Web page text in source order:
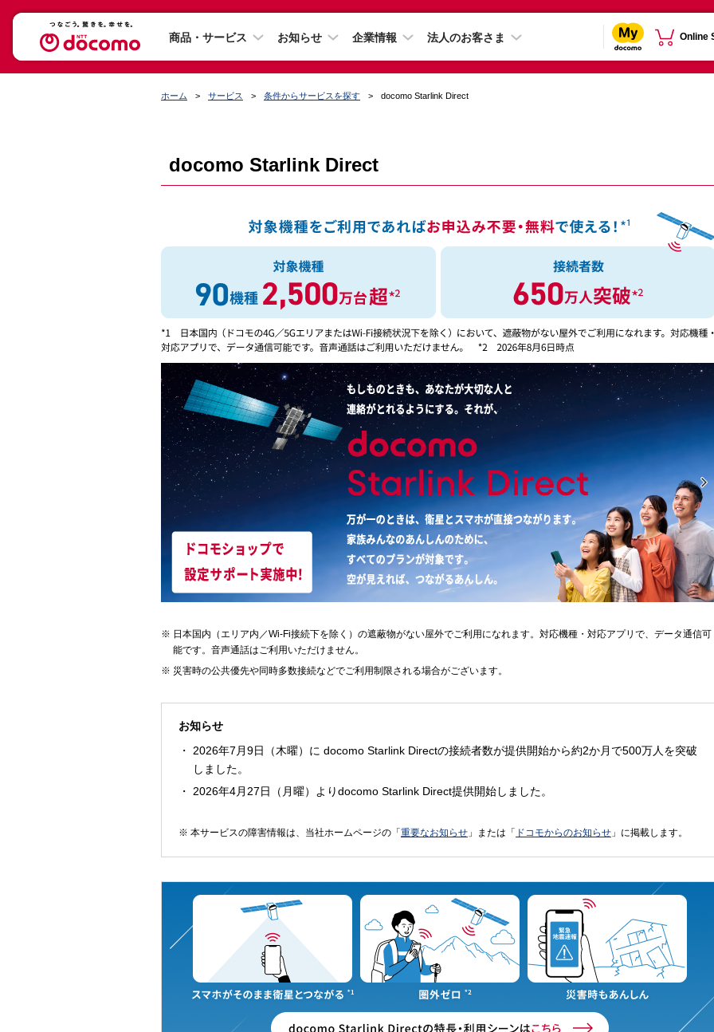
商品・サービス お知らせ 企業情報 法人のお客さま Online
ホーム サービス 条件からサービスを探す docomo Starlink Direct
docomo Starlink Direct
日本国内（エリア内／Wi-Fi接続下を除く）の遮蔽物がない屋外でご利用になれます。対応機種・対応アプリで、データ通信可
能です。音声通話はご利用いただけません。
災害時の公共優先や同時多数接続などでご利用制限される場合がございます。
お知らせ
2026年7月9日（木曜）に docomo Starlink Directの接続者数が提供開始から約2か月で500万人を突破
しました。
2026年4月27日（月曜）よりdocomo Starlink Direct提供開始しました。
本サービスの障害情報は、当社ホームページの「 重要なお知らせ 」または「 ドコモからのお知らせ 」に掲載します。